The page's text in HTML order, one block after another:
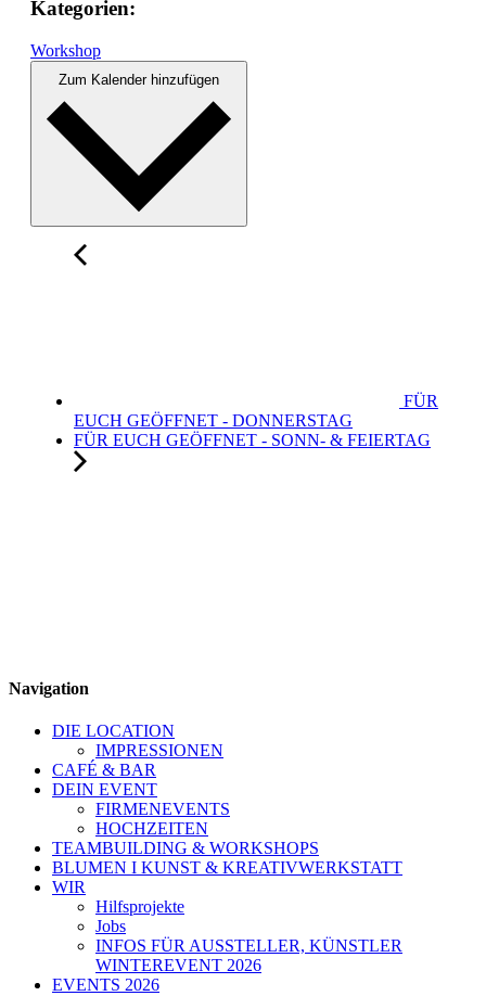
Kategorien:
Workshop
FÜR
EUCH GEÖFFNET - DONNERSTAG
FÜR EUCH GEÖFFNET - SONN- & FEIERTAG
Navigation
DIE LOCATION
IMPRESSIONEN
CAFÉ & BAR
DEIN EVENT
FIRMENEVENTS
HOCHZEITEN
TEAMBUILDING & WORKSHOPS
BLUMEN I KUNST & KREATIVWERKSTATT
WIR
Hilfsprojekte
Jobs
INFOS FÜR AUSSTELLER, KÜNSTLER
WINTEREVENT 2026
EVENTS 2026